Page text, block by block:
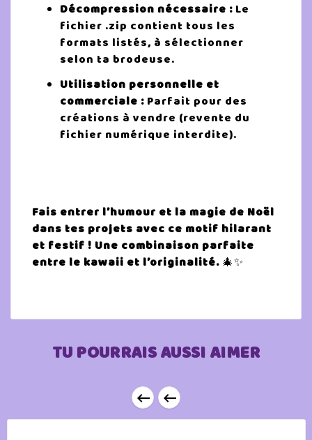
Décompression nécessaire : Le
fichier .zip contient tous les
formats listés, à sélectionner
selon ta brodeuse.
Utilisation personnelle et
commerciale : Parfait pour des
créations à vendre (revente du
fichier numérique interdite).
Fais entrer l’humour et la magie de Noël
dans tes projets avec ce motif hilarant
et festif ! Une combinaison parfaite
entre le kawaii et l’originalité. 🎄✨
TU POURRAIS AUSSI AIMER
 